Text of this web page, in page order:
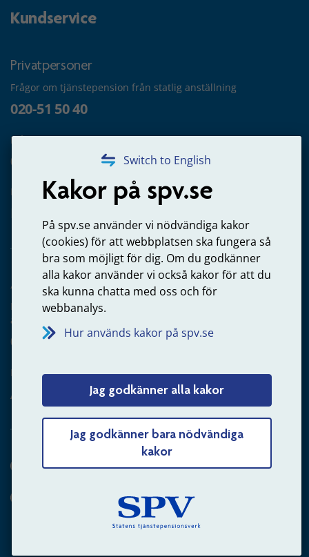
Switch to English
Kakor på spv.se
På spv.se använder vi nödvändiga kakor
(cookies) för att webbplatsen ska fungera så
bra som möjligt för dig. Om du godkänner
alla kakor använder vi också kakor för att du
ska kunna chatta med oss och för
webbanalys.
Hur används kakor på spv.se
Jag godkänner alla kakor
Jag godkänner bara nödvändiga
kakor
Kundservice
Privatpersoner
Frågor om tjänstepension från statlig anställning
020-51 50 40
Frågor om utbetalning
020-65 00 65
Kontakta oss
Arbetsgivare
Frågor om administration av tjänstepension från statlig
anställning
060-18 75 03
Kontakta oss
Arbetsgivare – skicka mejl till oss
Hitta svaret på din fråga
Andra sätt att kontakta oss